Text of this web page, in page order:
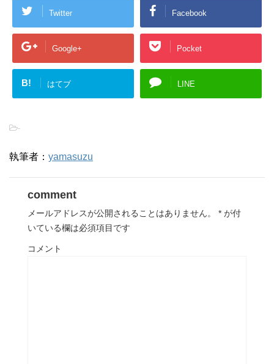
Twitter Facebook
Google+ Pocket
B! はてブ LINE
-
執筆者： yamasuzu
comment
メールアドレスが公開されることはありません。 * が付
いている欄は必須項目です
コメント